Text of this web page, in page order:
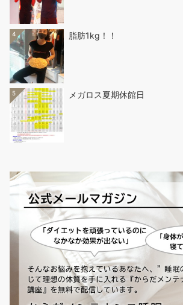
4 脂肪1kg！！
5 メガロス夏期休館日